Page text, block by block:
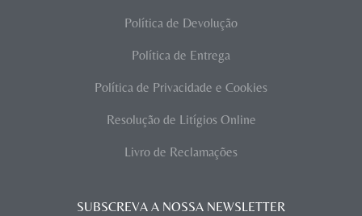
Política de Devolução
Política de Entrega
Política de Privacidade e Cookies
Resolução de Litígios Online
Livro de Reclamações
SUBSCREVA A NOSSA NEWSLETTER